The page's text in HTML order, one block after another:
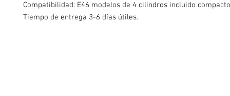
Compatibilidad: E46 modelos de 4 cilindros incluido
Tiempo de entrega 3-6 días útiles.